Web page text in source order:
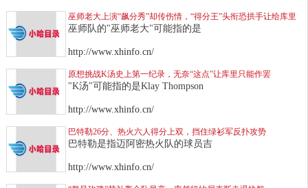
巫师老大上演“飙分秀”却传伤情，“得分王”头衔恐拱手让给库里
巫师队的"巫师老大"可能指的是
http://www.xhinfo.cn/
原想挑战K汤史上第一纪录，无奈“这点”让库里只能作罢
"K汤"可能指的是Klay Thompson
http://www.xhinfo.cn/
巴特勒26分、热火六人得分上双，挡住绿衫军反扑攻势
巴特勒是指迈阿密热火队的球员吉
http://www.xhinfo.cn/